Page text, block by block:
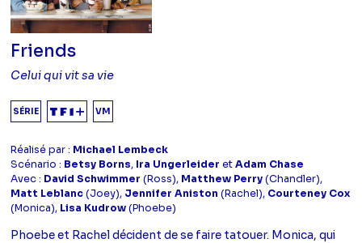
Friends
Celui qui vit sa vie
SÉRIE VM
Réalisé par : Michael Lembeck
Scénario : Betsy Borns, Ira Ungerleider etAdam Chase
Avec : David Schwimmer (Ross), Matthew Perry(Chandler),
Matt Leblanc(Joey), Jennifer Aniston (Rachel), Courteney Cox
(Monica), Lisa Kudrow(Phoebe)
Phoebe et Rachel décident de se faire tatouer. Monica, qui